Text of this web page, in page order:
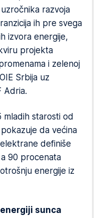
razvoja
ih pre svega
izvora energije,
projekta
i zelenoj
Srbija uz
Adria.
starosti od
da većina
definiše
90 procenata
energije iz
energiji sunca